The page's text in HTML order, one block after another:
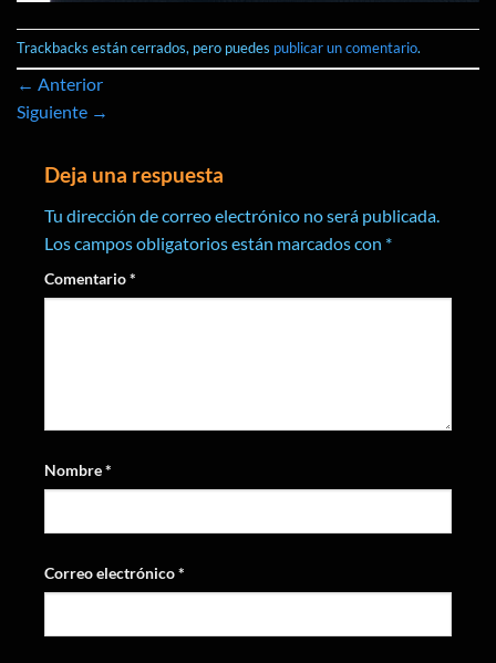
Trackbacks están cerrados, pero puedes publicar un comentario.
← Anterior
Siguiente →
Deja una respuesta
Tu dirección de correo electrónico no será publicada.
Los campos obligatorios están marcados con *
Comentario*
Nombre*
Correo electrónico*